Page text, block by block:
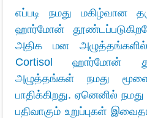
எப்படி நமது மகிழ்வான
ஹார்மோன்
அதிக மன
Cortisol ஹார்மோன்
அழுத்தங்கள் நமது
பாதிக்கிறது. ஏனெனில்
பதிவாகும் உறுப்புகள்